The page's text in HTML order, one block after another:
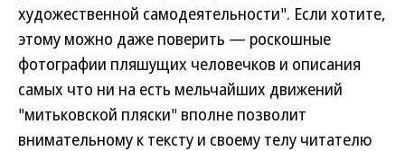
художественной самодеятельности". Если хотите,
этому можно даже поверить — роскошные
фотографии пляшущих человечков и описания
самых что ни на есть мельчайших движений
"митьковской пляски" вполне позволит
внимательному к тексту и своему телу читателю